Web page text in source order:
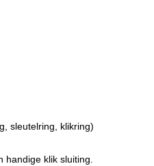
sleutelring, klikring)
handige klik sluiting.